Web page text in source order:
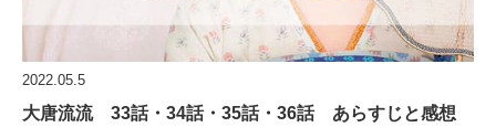
2022.05.5
大唐流流 33話・34話・35話・36話 あらすじと感想